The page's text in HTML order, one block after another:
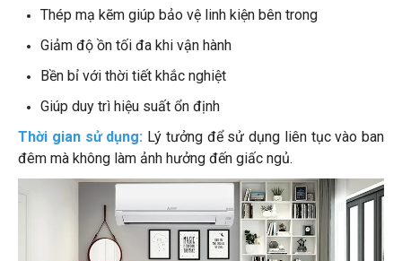
Thép mạ kẽm giúp bảo vệ linh kiện bên trong
Giảm độ ồn tối đa khi vận hành
Bền bỉ với thời tiết khắc nghiệt
Giúp duy trì hiệu suất ổn định
Thời gian sử dụng: Lý tưởng để sử dụng liên tục vào ban
đêm mà không làm ảnh hưởng đến giấc ngủ.